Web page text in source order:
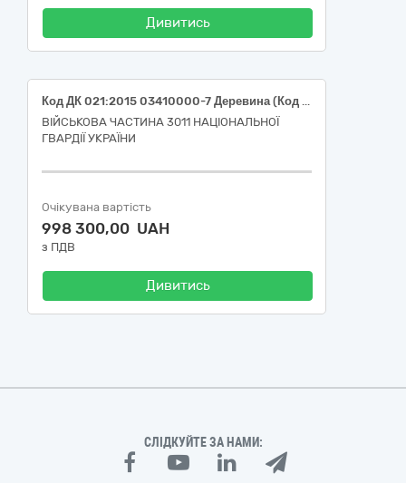
Дивитись
Код ДК 021:2015 03410000-7 Деревина (Код ДК 021:2015 03413000-8 дрова твердолистяної породи)
ВІЙСЬКОВА ЧАСТИНА 3011 НАЦІОНАЛЬНОЇ
ГВАРДІЇ УКРАЇНИ
Очікувана вартість
998 300,00 UAH
з ПДВ
Дивитись
СЛІДКУЙТЕ ЗА НАМИ: